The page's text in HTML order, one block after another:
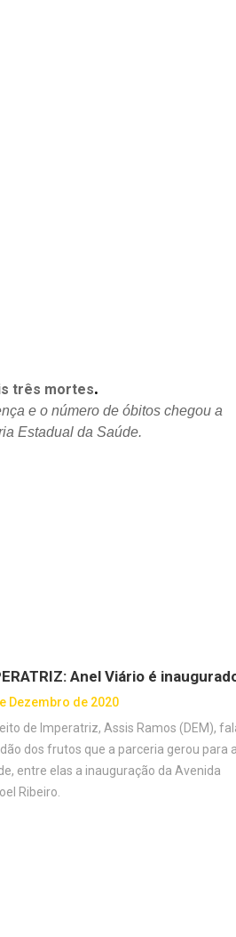
três mortes.
e o número de óbitos chegou a
Estadual da Saúde.
Anel Viário é
Dezembro de 2020
de Imperatriz, Assis Ramos (DEM),
dos frutos que a parceria gerou para a
entre elas a inauguração da Avenida
Ribeiro.